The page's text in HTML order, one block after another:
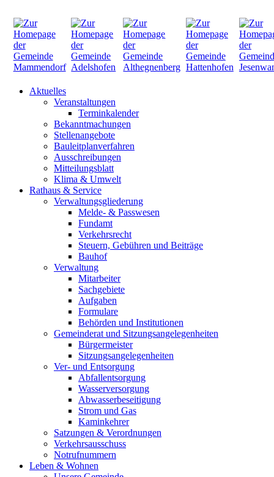
Aktuelles
Veranstaltungen
Terminkalender
Bekanntmachungen
Stellenangebote
Bauleitplanverfahren
Ausschreibungen
Mitteilungsblatt
Klima & Umwelt
Rathaus & Service
Verwaltungsgliederung
Melde- & Passwesen
Fundamt
Verkehrsrecht
Steuern, Gebühren und Beiträge
Bauhof
Verwaltung
Mitarbeiter
Sachgebiete
Aufgaben
Formulare
Behörden und Institutionen
Gemeinderat und Sitzungsangelegenheiten
Bürgermeister
Sitzungsangelegenheiten
Ver- und Entsorgung
Abfallentsorgung
Wasserversorgung
Abwasserbeseitigung
Strom und Gas
Kaminkehrer
Satzungen & Verordnungen
Verkehrsausschuss
Notrufnummern
Leben & Wohnen